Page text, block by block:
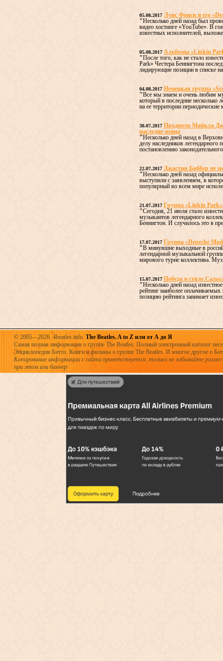
05.08.2017 Луис Фонси и его
"Несколько дней назад был
видео хостинге «YouTube». В
известных исполнителей,
05.08.2017 Альбомы «Linkin
"После того, как не стало
Park» Честера Беннигтона
лидирующие позиции в списке
04.08.2017 Немецкая группа
"Все мы знаем и очень любим
который в последние несколько
на ее территории периодические
30.07.2017 Продюсер Майкла
наследие певца
"Несколько дней назад в
делу наследников
постановлению
22.07.2017 Джастин Биббер не
"Несколько дней назад
выступили с заявлением, в
популярный во всем мире
21.07.2017 Группа «Linkin Park»
"Сегодня, 21 июля стало
музыкантов легендарного
Беннигтон. И случилось это в
17.07.2017 Группа «Depeche
"В минувшие выходные в
легендарной музыкальной
мирового турне коллектива.
15.07.2017 Победа в стиле
"Несколько дней назад
рейтинг наиболее
позицию рейтинга занимает
© 2005—2026. 4beatles.info. The Beatles. A to Z или от А до Я
Самая полная информация о группе The Beatles. Полный электронный каталог
Энциклопедия Битлз. Книги и фильмы о группе The Beatles. И многое другое о
Копирование информации с сайта приветствуется, только не забывайте
при этом или баннер